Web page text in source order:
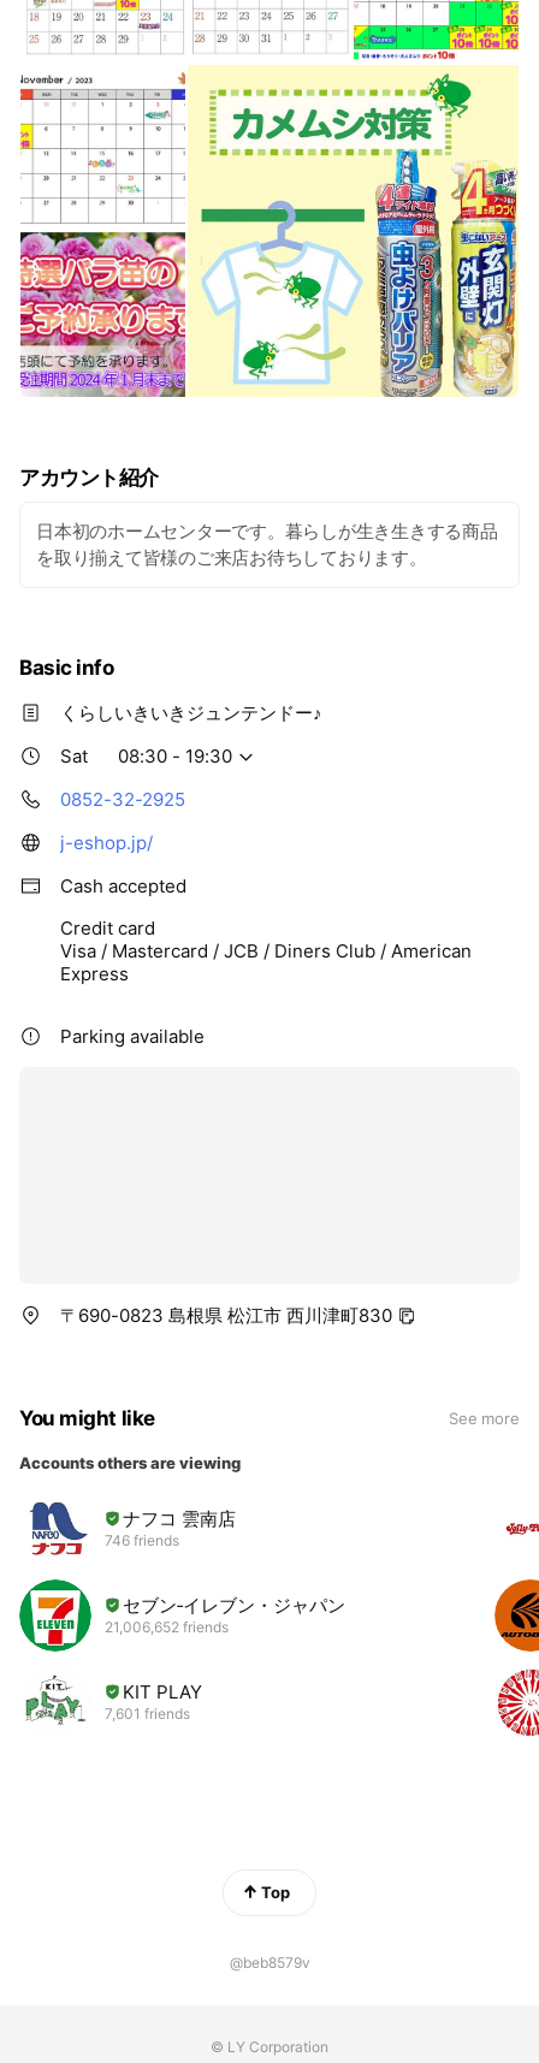
アカウント紹介
日本初のホームセンターです。暮らしが生き生きする商品
を取り揃えて皆様のご来店お待ちしております。
Basic info
くらしいきいきジュンテンドー♪
Sat
08:30 - 19:30
0852-32-2925
j-eshop.jp/
Cash accepted
Credit card
Visa / Mastercard / JCB / Diners Club / American
Express
Parking available
〒690-0823 島根県 松江市 西川津町830
You might like See more
Accounts others are viewing
ナフコ 雲南店
746 friends
セブン‐イレブン・ジャパン
21,006,652 friends
KIT PLAY
7,601 friends
Top
@beb8579v
© LY Corporation